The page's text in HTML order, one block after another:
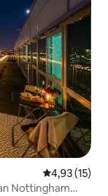
Gemiddelde
4,93 (15)
Nottingham